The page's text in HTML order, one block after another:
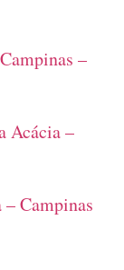
–
Acácia –
Campinas